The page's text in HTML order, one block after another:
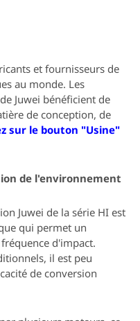
et fournisseurs de
au monde. Les
Juwei bénéficient de
de conception, de
sur le bouton "Usine"
de l'environnement
Juwei de la série HI est
qui permet un
d'impact.
il est peu
de conversion